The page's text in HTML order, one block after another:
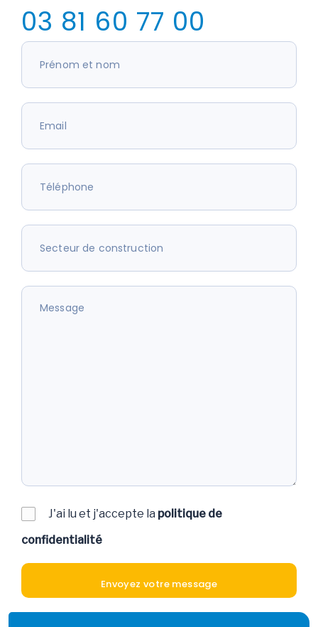
03 81 60 77 00
J'ai lu et j'accepte la politique de
confidentialité